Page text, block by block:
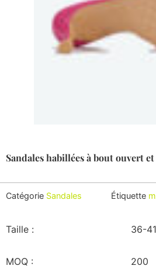
Sandales habillées à bout ouvert
Catégorie Sandales Étiquette
Taille : 36-41
MOQ : 200